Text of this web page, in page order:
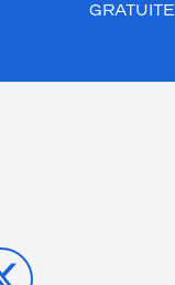
GRATUITE